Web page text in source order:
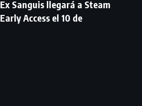
Ex Sanguis llegará a Steam
Early Access el 10 de